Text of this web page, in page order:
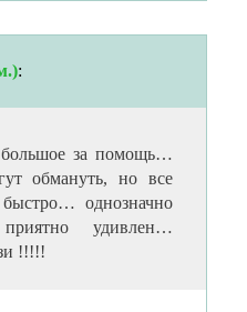
:
большое за помощь…
обмануть, но все
однозначно
удивлен…
!!!!!